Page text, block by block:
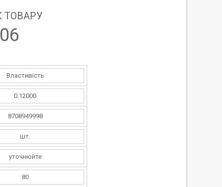
ТОВАРУ
Властивість
0.12000
8708949998
шт.
уточнюйте
80